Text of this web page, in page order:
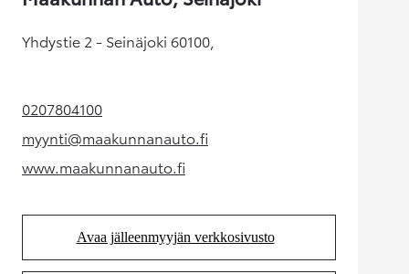
Yhdystie 2 - Seinäjoki 60100,
0207804100(Aukeaa uudessa välilehdessä)
myynti@maakunnanauto.fi(Aukeaa uudessa välilehdessä)
www.maakunnanauto.fi(Aukeaa uudessa välilehdessä)
Avaa jälleenmyyjän verkkosivusto
(Aukeaa uudessa välilehdessä)